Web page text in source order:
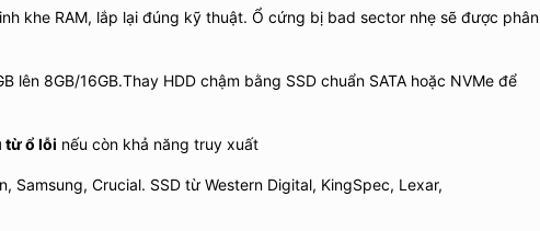
khe RAM, lắp lại đúng kỹ thuật. Ổ cứng bị bad sector nhẹ sẽ được phân
lên 8GB/16GB.Thay HDD chậm bằng SSD chuẩn SATA hoặc NVMe để
từ ổ lỗi nếu còn khả năng truy xuất
Samsung, Crucial. SSD từ Western Digital, KingSpec, Lexar,